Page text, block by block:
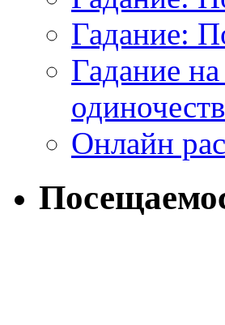
Гадание:
Гадание
Онлайн